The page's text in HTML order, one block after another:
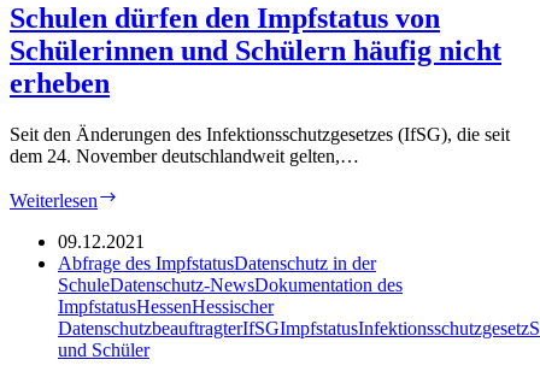
Schulen dürfen den Impfstatus von
Schülerinnen und Schülern häufig nicht
erheben
Seit den Änderungen des Infektionsschutzgesetzes (IfSG), die seit
dem 24. November deutschlandweit gelten,…
Weiterlesen
den
Impfstatus
von
Schülerinnen
und
Schülern
09.12.2021
Abfrage des ImpfstatusDatenschutz in der
SchuleDatenschutz-NewsDokumentation des
ImpfstatusHessenHessischer
DatenschutzbeauftragterIfSGImpfstatusInfektionsschutzgesetz
und Schüler